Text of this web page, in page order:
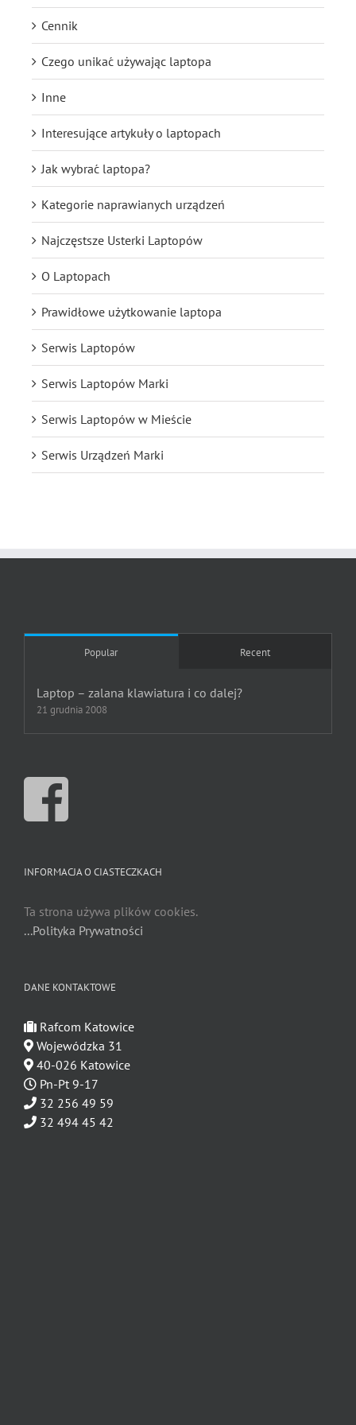
Cennik
Czego unikać używając laptopa
Inne
Interesujące artykuły o laptopach
Jak wybrać laptopa?
Kategorie naprawianych urządzeń
Najczęstsze Usterki Laptopów
O Laptopach
Prawidłowe użytkowanie laptopa
Serwis Laptopów
Serwis Laptopów Marki
Serwis Laptopów w Mieście
Serwis Urządzeń Marki
Popular Recent
Laptop – zalana klawiatura i co dalej?
21 grudnia 2008
INFORMACJA O CIASTECZKACH
Ta strona używa plików cookies.
...Polityka Prywatności
DANE KONTAKTOWE
Rafcom Katowice
Wojewódzka 31
40-026 Katowice
Pn-Pt 9-17
32 256 49 59
32 494 45 42